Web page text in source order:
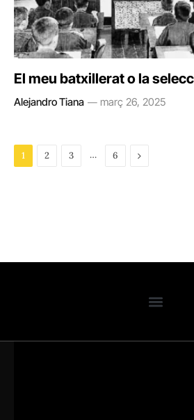
El meu batxillerat o la
Alejandro Tiana març 26, 2025
1 2 3 … 6 Next